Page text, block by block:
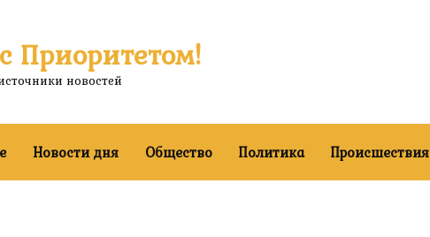
Приоритетом!
новостей
Новости дня Общество Политика Происшествия